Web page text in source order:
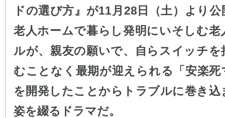
ドの選び方』が11月28日（土）より
老人ホームで暮らし発明にいそしむ老
ルが、親友の願いで、自らスイッチを
むことなく最期が迎えられる「安楽死
を開発したことからトラブルに巻き込
姿を綴るドラマだ。